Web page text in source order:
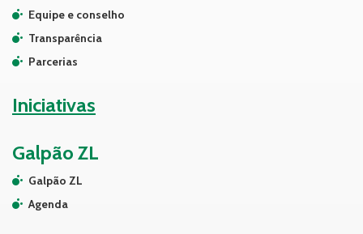
Equipe e conselho
Transparência
Parcerias
Iniciativas
Galpão ZL
Galpão ZL
Agenda